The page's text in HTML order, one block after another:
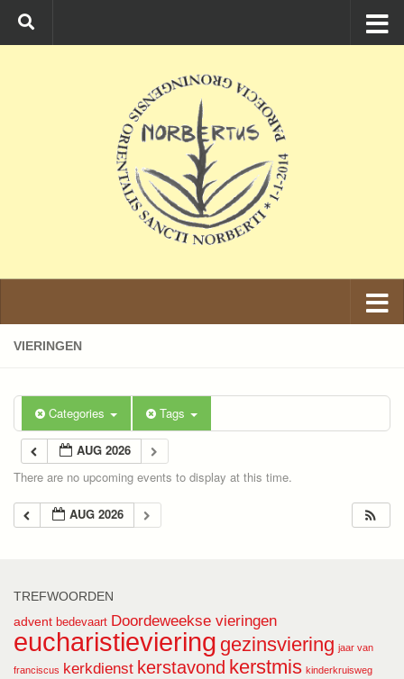
Ga naar de inhoud
VIERINGEN
Categories Tags
AUG 2026
There are no upcoming events to display at this time.
AUG 2026
TREFWOORDEN
advent bedevaart Doordeweekse vieringen
eucharistieviering gezinsviering jaar van
franciscus kerkdienst kerstavond kerstmis kinderkruisweg